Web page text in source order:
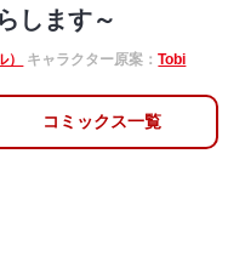
します～
キャラクター原案：Tobi
コミックス一覧